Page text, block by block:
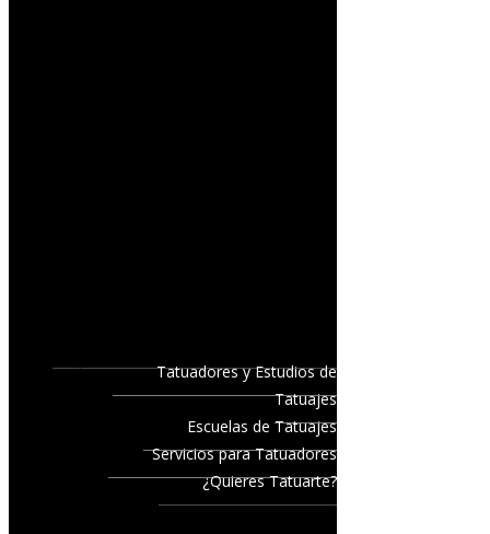
Tatuadores y Estudios de
Tatuajes
Escuelas de Tatuajes
Servicios para Tatuadores
¿Quieres Tatuarte?